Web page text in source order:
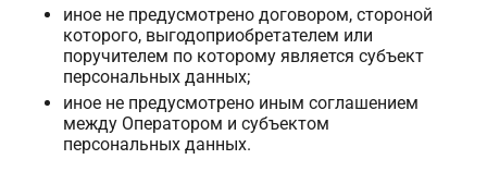
иное не предусмотрено договором, стороной
которого, выгодоприобретателем или
поручителем по которому является субъект
персональных данных;
иное не предусмотрено иным соглашением
между Оператором и субъектом
персональных данных.